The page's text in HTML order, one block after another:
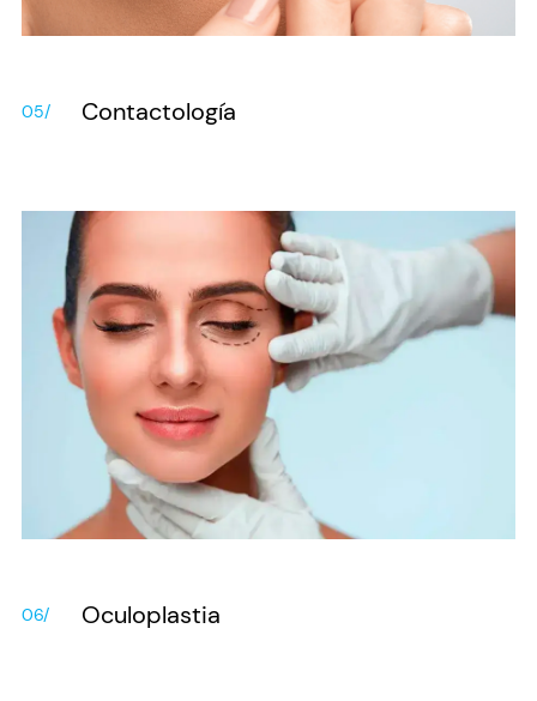
05/ Contactología
06/ Oculoplastia